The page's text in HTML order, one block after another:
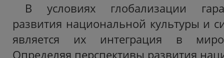
В условиях глобализации
развития национальной культуры и
является их интеграция в
Определяя перспективы развития